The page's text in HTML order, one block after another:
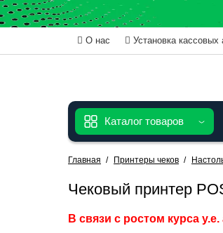
О нас Установка кассовых
Каталог товаров
Главная Принтеры чеков
Чековый принтер
В связи с ростом курса